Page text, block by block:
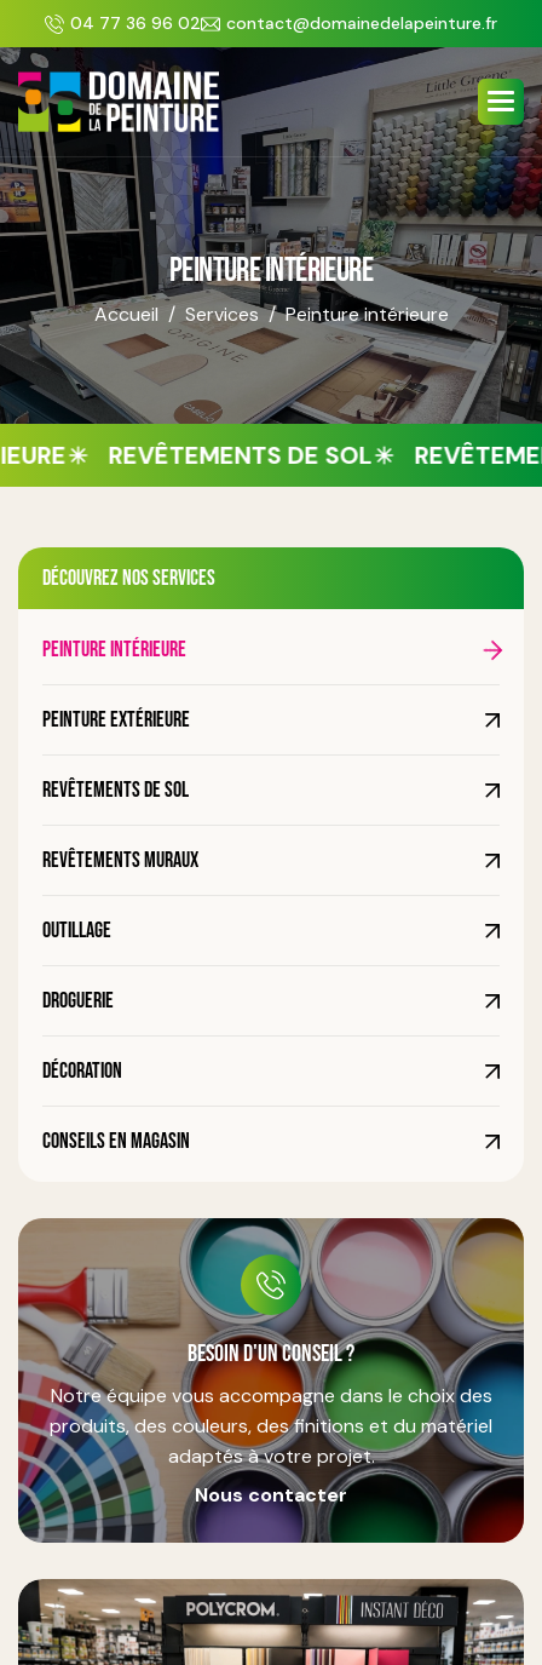
04 77 36 96 02 contact@domainedelapeinture.fr
PEINTURE INTÉRIEURE
Accueil Services Peinture intérieure
REVÊTEMENTS DE SOL
Découvrez nos services
Peinture intérieure
Peinture extérieure
Revêtements de sol
Revêtements muraux
Outillage
Droguerie
Décoration
Conseils en magasin
Besoin d'un conseil ?
Notre équipe vous accompagne dans le choix des
produits, des couleurs, des finitions et du matériel
adaptés à votre projet.
Nous contacter
Panneau de gestion des cookies